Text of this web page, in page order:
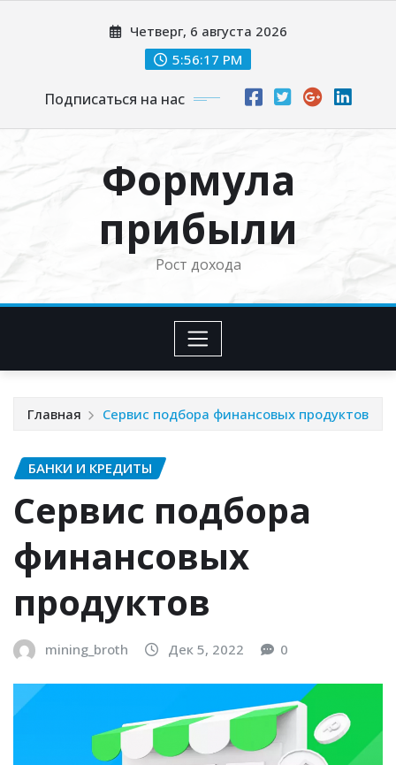
Четверг, 6 августа 2026
5:56:19 PM
Подписаться на нас
Формула
прибыли
Рост дохода
Главная Сервис подбора финансовых продуктов
БАНКИ И КРЕДИТЫ
Сервис подбора
финансовых
продуктов
mining_broth Дек 5, 2022 0